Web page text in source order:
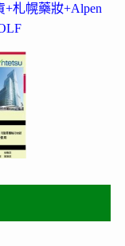
+札幌藥妝+Alpen